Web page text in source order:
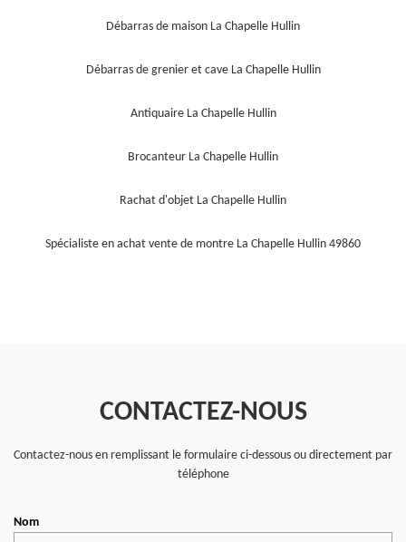
Débarras de maison La Chapelle Hullin
Débarras de grenier et cave La Chapelle Hullin
Antiquaire La Chapelle Hullin
Brocanteur La Chapelle Hullin
Rachat d'objet La Chapelle Hullin
Spécialiste en achat vente de montre La Chapelle Hullin 49860
CONTACTEZ-NOUS
Contactez-nous en remplissant le formulaire ci-dessous ou directement par
téléphone
Nom